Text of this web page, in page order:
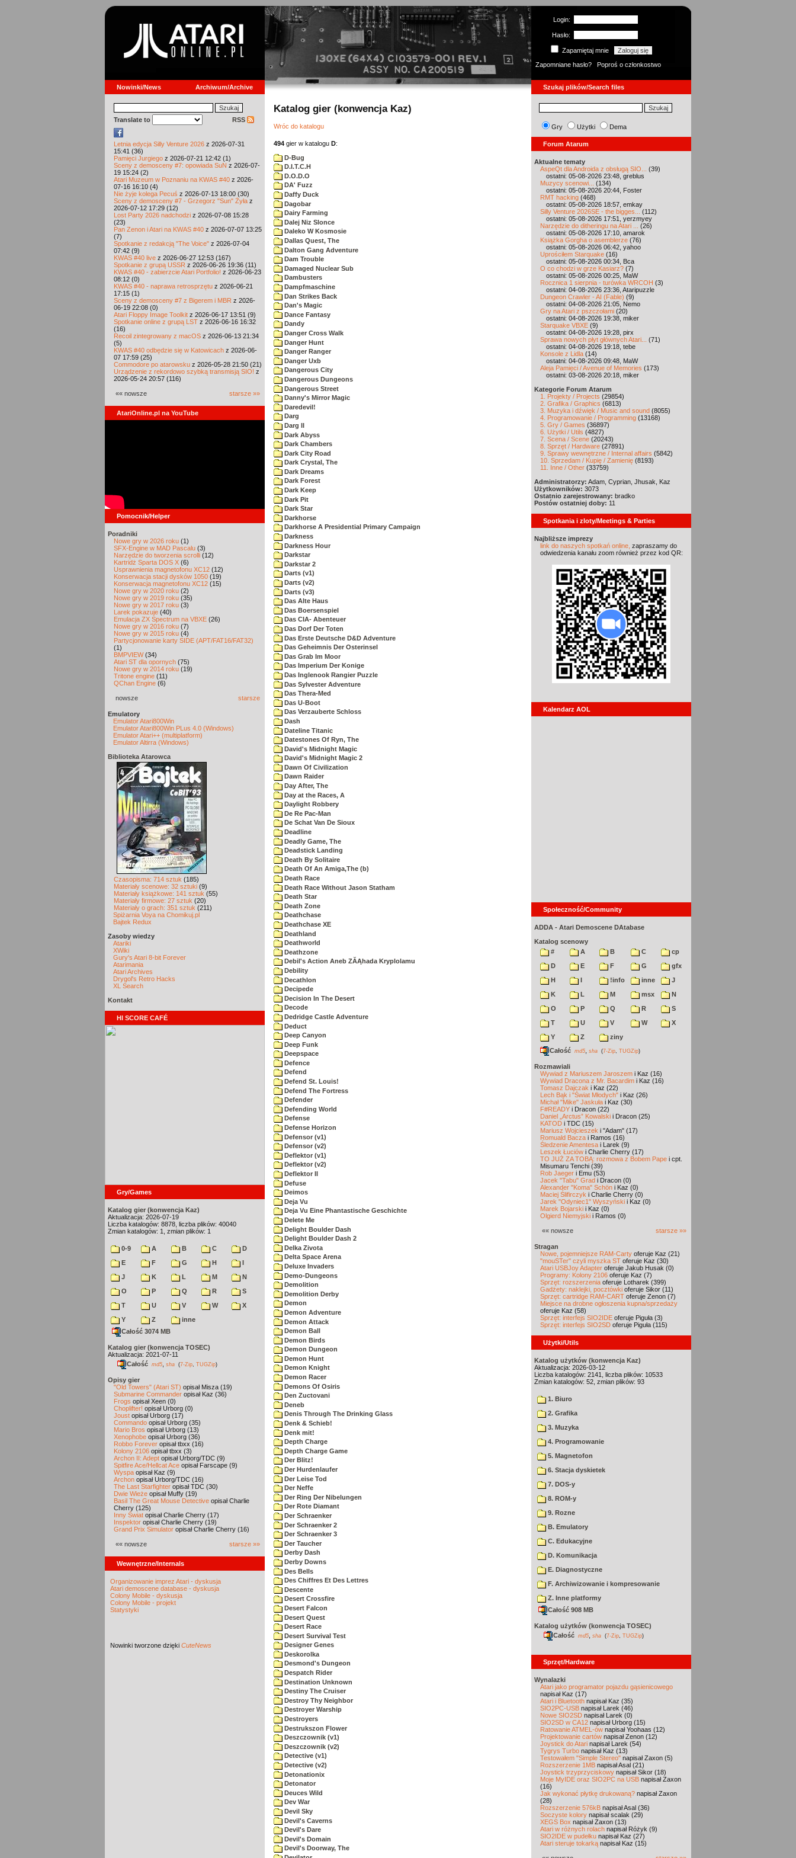
Login:
Hasło:
Zapamiętaj mnie
Zapomniane hasło?
Poproś o członkostwo
Nowinki/News Archiwum/Archive Szukaj plików/Search files
Translate to RSS
Letnia edycja Silly Venture 2026 z 2026-07-31
15:41 (36)
Pamięci Jurgiego z 2026-07-21 12:42 (1)
Sceny z demosceny #7: opowiada SuN z 2026-07-
19 15:24 (2)
Atari Muzeum w Poznaniu na KWAS #40 z 2026-
07-16 16:10 (4)
Nie żyje kolega Pecuś z 2026-07-13 18:00 (30)
Sceny z demosceny #7 - Grzegorz "Sun" Żyła z
2026-07-12 17:29 (12)
Lost Party 2026 nadchodzi z 2026-07-08 15:28
(23)
Pan Zenon i Atari na KWAS #40 z 2026-07-07 13:25
(7)
Spotkanie z redakcją "The Voice" z 2026-07-04
07:42 (9)
KWAS #40 live z 2026-06-27 12:53 (167)
Spotkanie z grupą USSR z 2026-06-26 19:36 (11)
KWAS #40 - zabierzcie Atari Portfolio! z 2026-06-23
08:12 (0)
KWAS #40 - naprawa retrosprzętu z 2026-06-21
17:15 (1)
Sceny z demosceny #7 z Bigerem i MBR z 2026-
06-19 22:08 (0)
Atari Floppy Image Toolkit z 2026-06-17 13:51 (9)
Spotkanie online z grupą LST z 2026-06-16 16:32
(16)
Recoil zintegrowany z macOS z 2026-06-13 21:34
(5)
KWAS #40 odbędzie się w Katowicach z 2026-06-
07 17:59 (25)
Commodore po atarowsku z 2026-05-28 21:50 (21)
Urządzenie z rekordowo szybką transmisją SIO! z
2026-05-24 20:57 (116)
«« nowsze starsze »»
AtariOnline.pl na YouTube
Pomocnik/Helper
Poradniki
Nowe gry w 2026 roku (1)
SFX-Engine w MAD Pascalu (3)
Narzędzie do tworzenia scrolli (12)
Kartridż Sparta DOS X (6)
Usprawnienia magnetofonu XC12 (12)
Konserwacja stacji dysków 1050 (19)
Konserwacja magnetofonu XC12 (15)
Nowe gry w 2020 roku (2)
Nowe gry w 2019 roku (35)
Nowe gry w 2017 roku (3)
Larek pokazuje (40)
Emulacja ZX Spectrum na VBXE (26)
Nowe gry w 2016 roku (7)
Nowe gry w 2015 roku (4)
Partycjonowanie karty SIDE (APT/FAT16/FAT32)
(1)
BMPVIEW(34)
Atari ST dla opornych (75)
Nowe gry w 2014 roku (19)
Tritone engine (11)
QChan Engine (6)
nowsze starsze
Emulatory
Emulator Atari800Win
Emulator Atari800Win PLus 4.0 (Windows)
Emulator Atari++ (multiplatform)
Emulator Altirra (Windows)
Biblioteka Atarowca
Czasopisma: 714 sztuk (185)
Materiały scenowe: 32 sztuki (9)
Materiały książkowe: 141 sztuk (55)
Materiały firmowe: 27 sztuk (20)
Materiały o grach: 351 sztuk (211)
Spiżarnia Voya na Chomikuj.pl
Bajtek Redux
Zasoby wiedzy
Atariki
XWiki
Gury's Atari 8-bit Forever
Atarimania
Atari Archives
Drygol's Retro Hacks
XL Search
Kontakt
HI SCORE CAFÉ
Gry/Games
Katalog gier (konwencja Kaz)
Aktualizacja: 2026-07-19
Liczba katalogów: 8878, liczba plików: 40040
Zmian katalogów: 1, zmian plików: 1
0-9 A B C
D
E
F G H
I
J
K L M
N
O
P Q R
S
T
U V W
X
Y
Z
inne
Całość 3074 MB
Katalog gier (konwencja TOSEC)
Aktualizacja: 2021-07-11
Całość md5 sha (7-Zip TUGZip)
Opisy gier
"Old Towers" (Atari ST) opisał Misza (19)
Submarine Commander opisał Kaz (36)
Frogs opisał Xeen (0)
Choplifter! opisał Urborg (0)
Joust opisał Urborg (17)
Commando opisał Urborg (35)
Mario Bros opisał Urborg (13)
Xenophobe opisał Urborg (36)
Robbo Forever opisał tbxx (16)
Kolony 2106 opisał tbxx (3)
Archon II: Adept opisał Urborg/TDC (9)
Spitfire Ace/Hellcat Ace opisał Farscape (9)
Wyspa opisał Kaz (9)
Archon opisał Urborg/TDC (16)
The Last Starfighter opisał TDC (30)
Dwie Wieże opisał Muffy (19)
Basil The Great Mouse Detective opisał Charlie
Cherry (125)
Inny Świat opisał Charlie Cherry (17)
Inspektor opisał Charlie Cherry (19)
Grand Prix Simulator opisał Charlie Cherry (16)
«« nowsze starsze »»
Wewnętrzne/Internals
Organizowanie imprez Atari - dyskusja
Atari demoscene database - dyskusja
Colony Mobile - dyskusja
Colony Mobile - projekt
Statystyki
Nowinki tworzone dzięki CuteNews
Katalog gier (konwencja Kaz)
Wróc do katalogu
494 gier w katalogu D:
D-Bug
D.I.T.C.H
D.O.D.O
DA' Fuzz
Daffy Duck
Dagobar
Dairy Farming
Dalej Niz Slonce
Daleko W Kosmosie
Dallas Quest, The
Dalton Gang Adventure
Dam Trouble
Damaged Nuclear Sub
Dambusters
Dampfmaschine
Dan Strikes Back
Dan's Magic
Dance Fantasy
Dandy
Danger Cross Walk
Danger Hunt
Danger Ranger
Danger Uxb
Dangerous City
Dangerous Dungeons
Dangerous Street
Danny's Mirror Magic
Daredevil!
Darg
Darg II
Dark Abyss
Dark Chambers
Dark City Road
Dark Crystal, The
Dark Dreams
Dark Forest
Dark Keep
Dark Pit
Dark Star
Darkhorse
Darkhorse A Presidential Primary Campaign
Darkness
Darkness Hour
Darkstar
Darkstar 2
Darts (v1)
Darts (v2)
Darts (v3)
Das Alte Haus
Das Boersenspiel
Das CIA- Abenteuer
Das Dorf Der Toten
Das Erste Deutsche D&D Adventure
Das Geheimnis Der Osterinsel
Das Grab Im Moor
Das Imperium Der Konige
Das Inglenook Rangier Puzzle
Das Sylvester Adventure
Das Thera-Med
Das U-Boot
Das Verzauberte Schloss
Dash
Dateline Titanic
Datestones Of Ryn, The
David's Midnight Magic
David's Midnight Magic 2
Dawn Of Civilization
Dawn Raider
Day After, The
Day at the Races, A
Daylight Robbery
De Re Pac-Man
De Schat Van De Sioux
Deadline
Deadly Game, The
Deadstick Landing
Death By Solitaire
Death Of An Amiga,The (b)
Death Race
Death Race Without Jason Statham
Death Star
Death Zone
Deathchase
Deathchase XE
Deathland
Deathworld
Deathzone
Debil's Action Aneb ZĂĄhada Kryplolamu
Debility
Decathlon
Decipede
Decision In The Desert
Decode
Dedridge Castle Adventure
Deduct
Deep Canyon
Deep Funk
Deepspace
Defence
Defend
Defend St. Louis!
Defend The Fortress
Defender
Defending World
Defense
Defense Horizon
Defensor (v1)
Defensor (v2)
Deflektor (v1)
Deflektor (v2)
Deflektor II
Defuse
Deimos
Deja Vu
Deja Vu Eine Phantastische Geschichte
Delete Me
Delight Boulder Dash
Delight Boulder Dash 2
Delka Zivota
Delta Space Arena
Deluxe Invaders
Demo-Dungeons
Demolition
Demolition Derby
Demon
Demon Adventure
Demon Attack
Demon Ball
Demon Birds
Demon Dungeon
Demon Hunt
Demon Knight
Demon Racer
Demons Of Osiris
Den Zuctovani
Deneb
Denis Through The Drinking Glass
Denk & Schieb!
Denk mit!
Depth Charge
Depth Charge Game
Der Blitz!
Der Hurdenlaufer
Der Leise Tod
Der Neffe
Der Ring Der Nibelungen
Der Rote Diamant
Der Schraenker
Der Schraenker 2
Der Schraenker 3
Der Taucher
Derby Dash
Derby Downs
Des Bells
Des Chiffres Et Des Lettres
Descente
Desert Crossfire
Desert Falcon
Desert Quest
Desert Race
Desert Survival Test
Designer Genes
Deskorolka
Desmond's Dungeon
Despatch Rider
Destination Unknown
Destiny The Cruiser
Destroy Thy Neighbor
Destroyer Warship
Destroyers
Destrukszon Flower
Deszczownik (v1)
Deszczownik (v2)
Detective (v1)
Detective (v2)
Detonationix
Detonator
Deuces Wild
Dev War
Devil Sky
Devil's Caverns
Devil's Dare
Devil's Domain
Devil's Doorway, The
Gry Użytki Dema
Forum Atarum
Aktualne tematy
AspeQt dla Androida z obsługą SIO...
(39)
ostatni: 05-08-2026 23:48, greblus
Muzycy scenowi...
(134)
ostatni: 05-08-2026 20:44, Foster
RMT hacking (468)
ostatni: 05-08-2026 18:57, emkay
Silly Venture 2026SE - the bigges...
(112)
ostatni: 05-08-2026 17:51, yerzmyey
Narzędzie do ditheringu na Atari ...
(26)
ostatni: 05-08-2026 17:10, amarok
Książka Gorgha o asemblerze (76)
ostatni: 05-08-2026 06:42, yahoo
Uprościłem Starquake (16)
ostatni: 05-08-2026 00:34, Bca
O co chodzi w grze Kasiarz? (7)
ostatni: 05-08-2026 00:25, MaW
Rocznica 1 sierpnia - turówka WRCOH (3)
ostatni: 04-08-2026 23:36, Ataripuzzle
Dungeon Crawler - AI (Fable) (9)
ostatni: 04-08-2026 21:05, Nemo
Gry na Atari z pszczołami (20)
ostatni: 04-08-2026 19:38, miker
Starquake VBXE (9)
ostatni: 04-08-2026 19:28, pirx
Sprawa nowych płyt głównych Atari...
(71)
ostatni: 04-08-2026 19:18, tebe
Konsole z Lidla (14)
ostatni: 04-08-2026 09:48, MaW
Aleja Pamięci / Avenue of Memories (173)
ostatni: 03-08-2026 20:18, miker
Kategorie Forum Atarum
1. Projekty / Projects (29854)
2. Grafika / Graphics (6813)
3. Muzyka i dźwięk / Music and sound (8055)
4. Programowanie / Programming (13168)
5. Gry / Games (36897)
6. Użytki / Utils (4827)
7. Scena / Scene (20243)
8. Sprzęt / Hardware (27891)
9. Sprawy wewnętrzne / Internal affairs (5842)
10. Sprzedam / Kupię / Zamienię (8193)
11. Inne / Other (33759)
Administratorzy: Adam, Cyprian, Jhusak, Kaz
Użytkowników: 3073
Ostatnio zarejestrowany: bradko
Postów ostatniej doby: 11
Spotkania i zloty/Meetings & Parties
Najbliższe imprezy
link do naszych spotkań online, zapraszamy do
odwiedzenia kanału zoom również przez kod QR:
Kalendarz AOL
Społeczność/Community
ADDA - Atari Demoscene DAtabase
Katalog scenowy
#
A B C
cp
D
E F G
gfx
H
I !info inne
J
K
L M msx
N
O
P Q R
S
T
U V W
X
Y
Z
ziny
Całość md5 sha (7-Zip TUGZip)
Rozmawiali
Wywiad z Mariuszem Jaroszem i Kaz (16)
Wywiad Dracona z Mr. Bacardim i Kaz (16)
Tomasz Dajczak i Kaz (22)
Lech Bąk i "Świat Młodych" i Kaz (26)
Michał "Mike" Jaskuła i Kaz (30)
F#READY i Dracon (22)
Daniel „Arctus” Kowalski i Dracon (25)
KATOD i TDC (15)
Mariusz Wojcieszek i "Adam" (17)
Romuald Bacza i Ramos (16)
Śledzenie Amentesa i Larek (9)
Leszek Łuciów i Charlie Cherry (17)
TO JUŻ ZA TOBĄ: rozmowa z Bobem Pape i cpt.
Misumaru Tenchi (39)
Rob Jaeger i Emu (53)
Jacek "Tabu" Grad i Dracon (0)
Alexander "Koma" Schön i Kaz (0)
Maciej Ślifirczyk i Charlie Cherry (0)
Jarek "Odyniec1" Wyszyński i Kaz (0)
Marek Bojarski i Kaz (0)
Olgierd Niemyjski i Ramos (0)
«« nowsze starsze »»
Stragan
Nowe, pojemniejsze RAM-Carty oferuje Kaz (21)
"mouSTer" czyli myszka ST oferuje Kaz (30)
Atari USBJoy Adapter oferuje Jakub Husak (0)
Programy: Kolony 2106 oferuje Kaz (7)
Sprzęt: rozszerzenia oferuje Lotharek (399)
Gadżety: naklejki, pocztówki oferuje Sikor (11)
Sprzęt: cartridge RAM-CART oferuje Zenon (7)
Miejsce na drobne ogłoszenia kupna/sprzedaży
oferuje Kaz (58)
Sprzęt: interfejs SIO2IDE oferuje Piguła (3)
Sprzęt: interfejs SIO2SD oferuje Piguła (115)
Użytki/Utils
Katalog użytków (konwencja Kaz)
Aktualizacja: 2026-03-12
Liczba katalogów: 2141, liczba plików: 10533
Zmian katalogów: 52, zmian plików: 93
1. Biuro
2. Grafika
3. Muzyka
4. Programowanie
5. Magnetofon
6. Stacja dyskietek
7. DOS-y
8. ROM-y
9. Rozne
B. Emulatory
C. Edukacyjne
D. Komunikacja
E. Diagnostyczne
F. Archiwizowanie i kompresowanie
Z. Inne platformy
Całość 908 MB
Katalog użytków (konwencja TOSEC)
Całość md5 sha (7-Zip TUGZip)
Sprzęt/Hardware
Wynalazki
Atari jako programator pojazdu gąsienicowego
napisał Kaz (17)
Atari i Bluetooth napisał Kaz (35)
SIO2PC-USB napisał Larek (46)
Nowe SIO2SD napisał Larek (0)
SIO2SD w CA12 napisał Urborg (15)
Ratowanie ATMEL-ów napisał Yoohaas (12)
Projektowanie cartów napisał Zenon (12)
Joystick do Atari napisał Larek (54)
Tygrys Turbo napisał Kaz (13)
Testowałem "Simple Stereo" napisał Zaxon (5)
Rozszerzenie 1MB napisał Asal (21)
Joystick trzyprzyciskowy napisał Sikor (18)
Moje MyIDE oraz SIO2PC na USB napisał Zaxon
(16)
Jak wykonać płytkę drukowaną? napisał Zaxon
(28)
Rozszerzenie 576kB napisał Asal (36)
Soczyste kolory napisał scalak (29)
XEGS Box napisał Zaxon (13)
Atari w różnych rolach napisał Różyk (9)
SIO2IDE w pudełku napisał Kaz (27)
Atari steruje tokarką napisał Kaz (15)